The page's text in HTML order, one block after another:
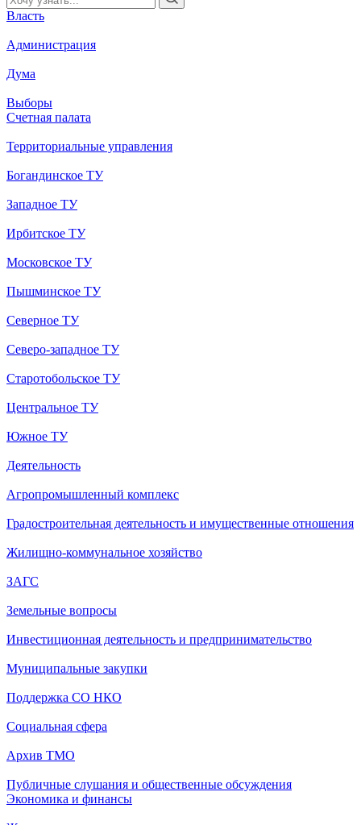
Власть
Администрация
Дума
Выборы
Счетная палата
Территориальные управления
Богандинское ТУ
Западное ТУ
Ирбитское ТУ
Московское ТУ
Пышминское ТУ
Северное ТУ
Северо-западное ТУ
Старотобольское ТУ
Центральное ТУ
Южное ТУ
Деятельность
Агропромышленный комплекс
Градостроительная деятельность и имущественные отношения
Жилищно-коммунальное хозяйство
ЗАГС
Земельные вопросы
Инвестиционная деятельность и предпринимательство
Муниципальные закупки
Поддержка СО НКО
Социальная сфера
Архив ТМО
Публичные слушания и общественные обсуждения
Экономика и финансы